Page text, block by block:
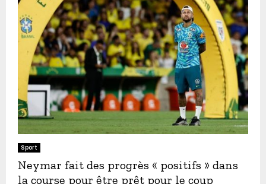
Sport
Neymar fait des progrès « positifs » dans
la course pour être prêt pour le coup